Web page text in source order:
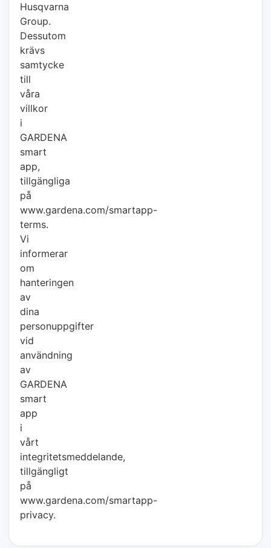
Husqvarna
Group.
Dessutom
krävs
samtycke
till
våra
villkor
i
GARDENA
smart
app,
tillgängliga
på
www.gardena.com/smartapp-
terms.
Vi
informerar
om
hanteringen
av
dina
personuppgifter
vid
användning
av
GARDENA
smart
app
i
vårt
integritetsmeddelande,
tillgängligt
på
www.gardena.com/smartapp-
privacy.